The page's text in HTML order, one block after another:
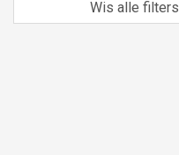
Wis alle filters